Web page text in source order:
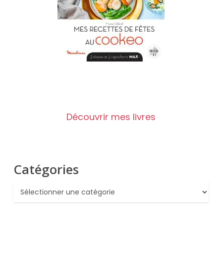
Découvrir mes livres
Catégories
Catégories